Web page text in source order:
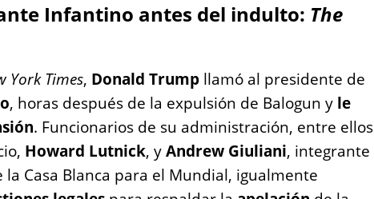
Infantino antes del indulto: The
York Times, Donald Trump llamó al presidente de
, horas después de la expulsión de Balogun y le
. Funcionarios de su administración, entre ellos
Howard Lutnick, yAndrew Giuliani, integrante
Casa Blanca para el Mundial, igualmente